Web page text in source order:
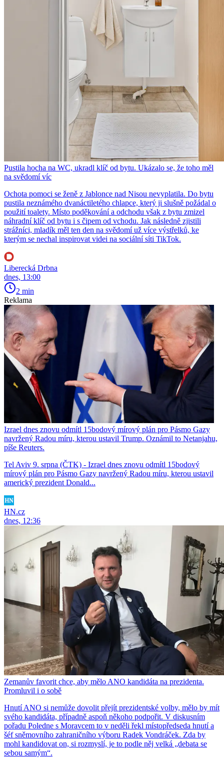
Pustila hocha na WC, ukradl klíč od bytu. Ukázalo se, že toho měl
na svědomí víc
Ochota pomoci se ženě z Jablonce nad Nisou nevyplatila. Do bytu
pustila neznámého dvanáctiletého chlapce, který ji slušně požádal o
použití toalety. Místo poděkování a odchodu však z bytu zmizel
náhradní klíč od bytu i s čipem od vchodu. Jak následně zjistili
strážníci, mladík měl ten den na svědomí už více výstřelků, ke
kterým se nechal inspirovat videi na sociální síti TikTok.
Liberecká Drbna
dnes, 13:00
2 min
Reklama
Izrael dnes znovu odmítl 15bodový mírový plán pro Pásmo Gazy
navržený Radou míru, kterou ustavil Trump. Oznámil to Netanjahu,
píše Reuters.
Tel Aviv 9. srpna (ČTK) - Izrael dnes znovu odmítl 15bodový
mírový plán pro Pásmo Gazy navržený Radou míru, kterou ustavil
americký prezident Donald...
HN.cz
dnes, 12:36
Zemanův favorit chce, aby mělo ANO kandidáta na prezidenta.
Promluvil i o sobě
Hnutí ANO si nemůže dovolit přejít prezidentské volby, mělo by mít
svého kandidáta, případně aspoň někoho podpořit. V diskusním
pořadu Poledne s Moravcem to v neděli řekl místopředseda hnutí a
šéf sněmovního zahraničního výboru Radek Vondráček. Zda by
mohl kandidovat on, si rozmyslí, je to podle něj velká „debata se
sebou samým“.